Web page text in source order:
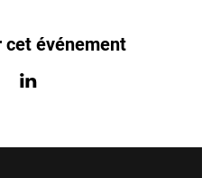
cet événement